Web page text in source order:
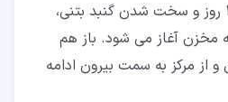
پس از گذشت 7 تا 10 روز و سخت شدن گنبد بتنی،
مخزن آغاز می شود. باز هم
و از مرکز به سمت بیرون ادامه